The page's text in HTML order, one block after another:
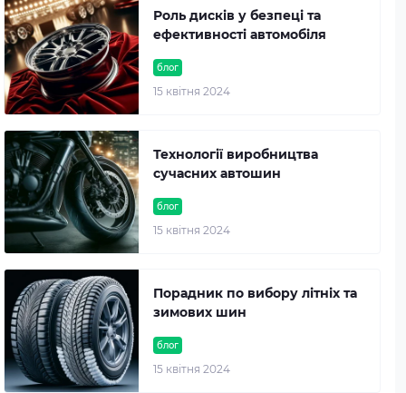
блог
15 квітня 2024
Роль дисків у безпеці та
ефективності автомобіля
блог
15 квітня 2024
Технології виробництва
сучасних автошин
блог
15 квітня 2024
Порадник по вибору літніх та
зимових шин